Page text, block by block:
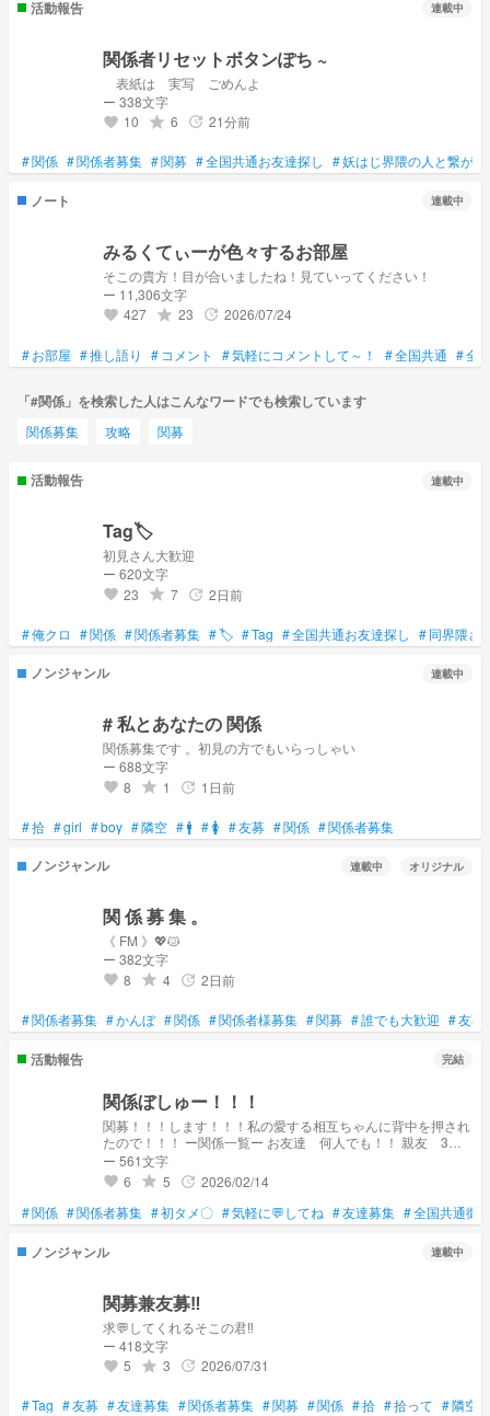
活動報告 連載中
関係者リセットボタンぽち ~
表紙は 実写 ごめんよ
ー 338文字
favorite 10 grade 6 update 21分前
#関係 #関係者募集 #関募 #全国共通お友達探し #妖はじ界隈の人と繋がり
ノート 連載中
みるくてぃーが色々するお部屋
そこの貴方！目が合いましたね！見ていってください！
ー 11,306文字
favorite 427 grade 23 update 2026/07/24
#お部屋 #推し語り # コメント #気軽にコメントして～！ #全国共通 #全
「#関係」を検索した人はこんなワードでも検索しています
関係募集 攻略 関募
活動報告 連載中
Tag🏷️
初見さん大歓迎
ー 620文字
favorite 23 grade 7 update 2日前
#俺クロ #関係 #関係者募集 #🏷️ #Tag #全国共通お友達探し #同界隈さ
ノンジャンル 連載中
# 私とあなたの 関係
関係募集です 。初見の方でもいらっしゃい
ー 688文字
favorite 8 grade 1 update 1日前
#拾 #girl #boy #隣空 #🚹 #🚺 #友募 #関係 #関係者募集
ノンジャンル 連載中 オリジナル
関 係 募 集 。
《 FM 》💖😿
ー 382文字
favorite 8 grade 4 update 2日前
#関係者募集 #かんぼ #関係 #関係者様募集 #関募 #誰でも大歓迎 #友募
活動報告 完結
関係ぼしゅー！！！
関募！！！します！！！私の愛する相互ちゃんに背中を押され
たので！！！ ー関係一覧ー お友達 何人でも！！ 親友 3人
まで！！ 相棒 2人！！！ 弟子 2人ぐらい！！ 師匠 1
人！！ 味噌汁の具（！？） 3人まで！！ よろしくお願いしま
す！！！！
ー 561文字
favorite 6 grade 5 update 2026/02/14
#関係 #関係者募集 #初タメ〇 #気軽に💬してね #友達募集 #全国共通御
ノンジャンル 連載中
関募兼友募‼️
求💬してくれるそこの君‼️
ー 418文字
favorite 5 grade 3 update 2026/07/31
#Tag #友募 #友達募集 #関係者募集 #関募 #関係 #拾 #拾って #隣空